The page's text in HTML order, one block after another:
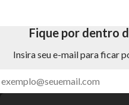
Fique por dentro
Insira seu e-mail para ficar